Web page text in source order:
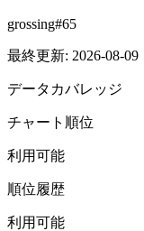
grossing#65
最終更新: 2026-08-09
データカバレッジ
チャート順位
利用可能
順位履歴
利用可能